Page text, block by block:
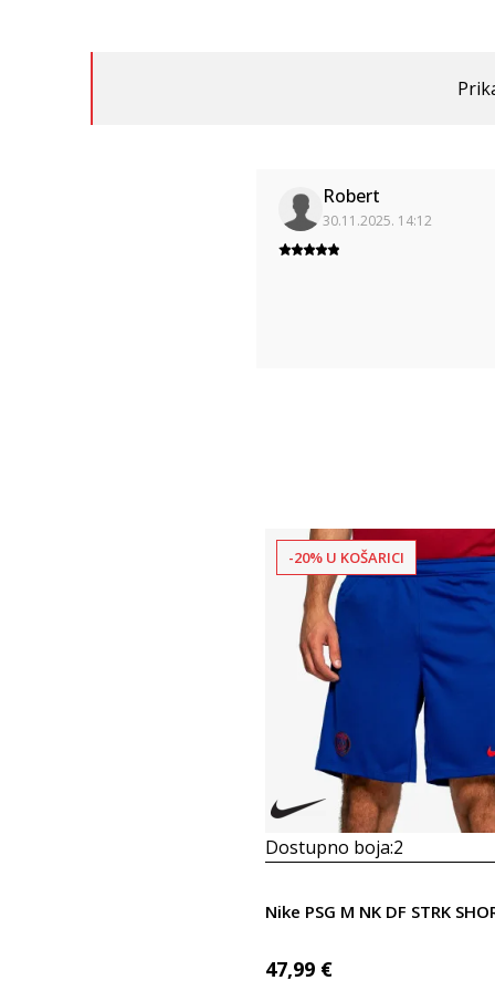
Robert
30.11.2025. 14:12
-20% U KOŠARICI
Dostupno boja:2
Nike PSG M NK DF STRK
47,99 €